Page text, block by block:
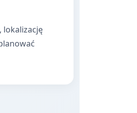
lokalizację